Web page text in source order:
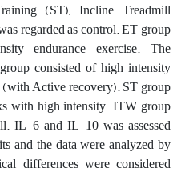
(ST), Incline Treadmill
regarded as control. ET group
endurance exercise. The
consisted of high intensity
Active recovery). ST group
with high intensity. ITW group
IL-6 and IL-10 was assessed
and the data were analyzed by
differences were considered